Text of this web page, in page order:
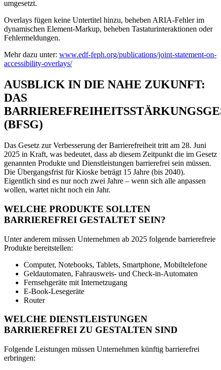
umgesetzt.
Overlays fügen keine Untertitel hinzu, beheben ARIA-Fehler im
dynamischen Element-Markup, beheben Tastaturinteraktionen oder
Fehlermeldungen.
Mehr dazu unter: www.edf-feph.org/publications/joint-statement-on-
accessibility-overlays/
AUSBLICK IN DIE NAHE ZUKUNFT:
DAS
(BFSG)
Das Gesetz zur Verbesserung der Barrierefreiheit tritt am 28. Juni
2025 in Kraft, was bedeutet, dass ab diesem Zeitpunkt die im Gesetz
genannten Produkte und Dienstleistungen barrierefrei sein müssen.
Die Übergangsfrist für Kioske beträgt 15 Jahre (bis 2040).
Eigentlich sind es nur noch zwei Jahre – wenn sich alle anpassen
wollen, wartet nicht noch ein Jahr.
WELCHE PRODUKTE SOLLTEN
BARRIEREFREI GESTALTET SEIN?
Unter anderem müssen Unternehmen ab 2025 folgende barrierefreie
Produkte bereitstellen:
Computer, Notebooks, Tablets, Smartphone, Mobiltelefone
Geldautomaten, Fahrausweis- und Check-in-Automaten
Fernsehgeräte mit Internetzugang
E-Book-Lesegeräte
Router
WELCHE DIENSTLEISTUNGEN
BARRIEREFREI ZU GESTALTEN SIND
Folgende Leistungen müssen Unternehmen künftig barrierefrei
erbringen: